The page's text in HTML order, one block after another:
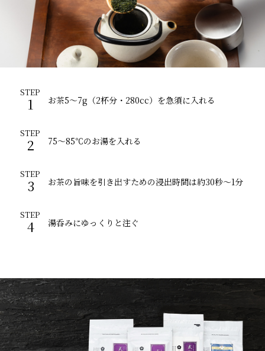
STEP
1 お茶5～7g（2杯分・280cc）を急須に入れる
STEP
2 75～85℃のお湯を入れる
STEP
3 お茶の旨味を引き出すための浸出時間は約30秒～1分
STEP
4 湯呑みにゆっくりと注ぐ